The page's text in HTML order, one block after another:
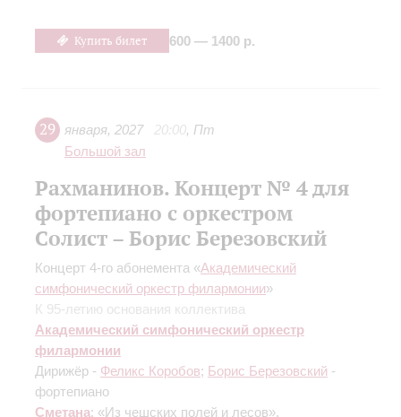
Купить билет 600 — 1400 р.
29 января, 2027 20:00, Пт
Большой зал
Рахманинов. Концерт № 4 для
фортепиано с оркестром
Солист – Борис Березовский
Концерт 4-го абонемента «Академический
симфонический оркестр филармонии»
К 95-летию основания коллектива
Академический симфонический оркестр
филармонии
Дирижёр - Феликс Коробов; Борис Березовский -
фортепиано
Сметана: «Из чешских полей и лесов»,